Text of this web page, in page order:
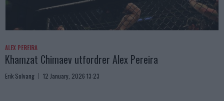
ALEX PEREIRA
Khamzat Chimaev utfordrer Alex Pereira
Erik Solvang 12 January, 2026 13:23